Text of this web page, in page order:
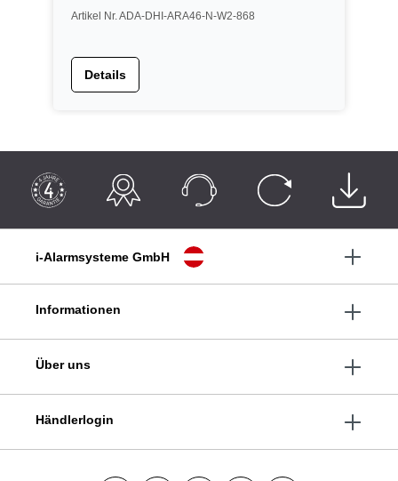
Artikel Nr. ADA-DHI-ARA46-N-W2-868
Details
i-Alarmsysteme GmbH
Informationen
Über uns
Händlerlogin